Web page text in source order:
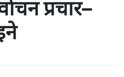
प्रचार–